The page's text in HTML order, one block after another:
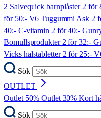
2 Salvequick barnplåster2 för
för 50:- V6 Tuggummi Ask 2
40:- C-vitamin 2 för 40:-
Bomullsprodukter2 för 32:-
Vicks halstabletter2 för 25:-
Sök
OUTLET
Outlet 50% Outlet 30% Kort
Sök